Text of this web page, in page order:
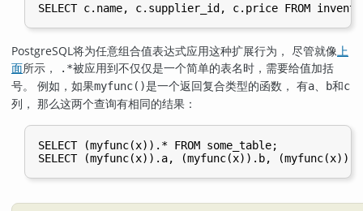
SELECT c.name, c.supplier_id, c.price FROM
PostgreSQL 将为任意组合值表达式应用这种扩展行为， 尽管就像 上
面所示， .*被应用到不仅仅是一个简单的表名时，需要给值加括
号。 例如，如果myfunc()是一个返回复合类型的函数， 有a b和c
列， 那么这两个查询有相同的结果：
SELECT (myfunc(x)).* FROM some_table;
SELECT (myfunc(x)).a, (myfunc(x)).b, (myfunc(x)).c